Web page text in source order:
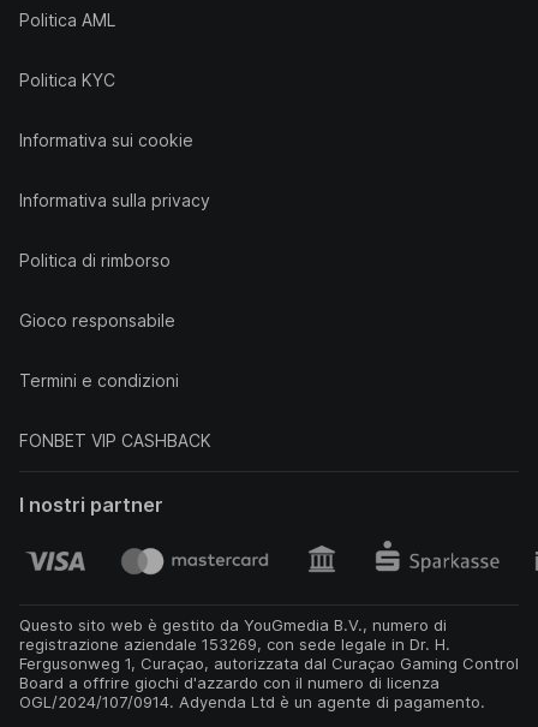
Politica AML
Politica KYC
Informativa sui cookie
Informativa sulla privacy
Politica di rimborso
Gioco responsabile
Termini e condizioni
FONBET VIP CASHBACK
I nostri partner
Questo sito web è gestito da YouGmedia B.V., numero di
registrazione aziendale 153269, con sede legale in Dr. H.
Fergusonweg 1, Curaçao, autorizzata dal Curaçao Gaming Control
Board a offrire giochi d'azzardo con il numero di licenza
OGL/2024/107/0914. Adyenda Ltd è un agente di pagamento.